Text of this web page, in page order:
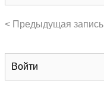
Войти
< Предыдущая запись